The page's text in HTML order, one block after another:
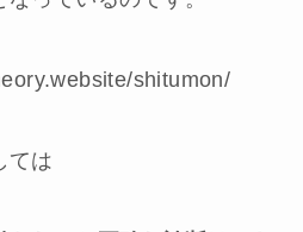
shitumon/
ては